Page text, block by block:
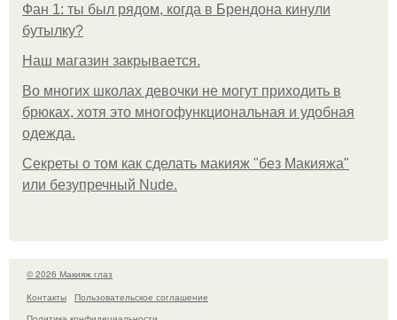
Фан 1: ты был рядом, когда в Брендона кинули
бутылку?
Нaш магaзин зaкрывaeтся.
Во многих школах девочки не могут приходить в
брюках, хотя это многофункциональная и удобная
одежда.
Секреты о том как сделать макияж "без Макияжа"
или безупречный Nude.
© 2026 Макияж глаз
Контакты
Пользовательское соглашение